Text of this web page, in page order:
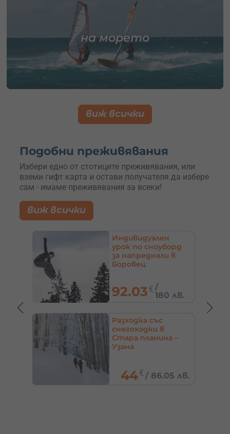
на морето
виж всички
Подобни преживявания
Избери едно от стотиците преживявания, или
вземи гифт карта и остави получателя да избере
сам - имаме преживявания за всеки!
виж всички
Индивидуален
урок по сноуборд
за напреднали в
Боровец
92.03 € /
180 лв.
Разходка със
снегоходки в
Стара планина –
Узана
44€ /86.05 лв.